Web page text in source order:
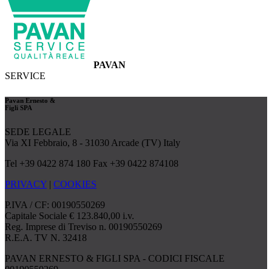
PAVAN
SERVICE
Pavan Ernesto &
Figli SPA
SEDE LEGALE
Via XI Febbraio, 8 - 31030 Arcade (TV) Italy
Tel +39 0422 874 180 Fax +39 0422 874108
PRIVACY | COOKIES
P.IVA / CF: 00190550269
Capitale Sociale € 123.840,00 i.v.
Reg. Imprese di Treviso n. 00190550269
R.E.A. TV N. 32418
PAVAN ERNESTO & FIGLI SPA - CODICI FISCALE